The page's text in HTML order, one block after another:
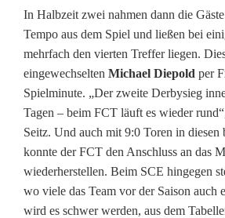
In Halbzeit zwei nahmen dann die
Tempo aus dem Spiel und ließen bei
mehrfach den vierten Treffer liegen.
eingewechselten Michael Diepold per
Spielminute. „Der zweite Derbysieg
Tagen – beim FCT läuft es wieder
Seitz. Und auch mit 9:0 Toren in diesen
konnte der FCT den Anschluss an das
wiederherstellen. Beim SCE hingegen
wo viele das Team vor der Saison auch
wird es schwer werden, aus dem